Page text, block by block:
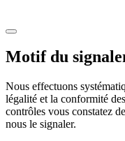
Motif du
Nous effectuons
légalité et la conformité
contrôles vous constatez
nous le signaler.